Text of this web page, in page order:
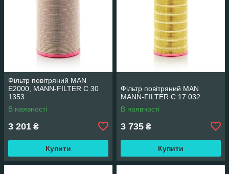
Фільтр повітряний MAN
E2000, MANN-FILTER C 30
1353
В наявності
3 201 ₴
Купити
Фільтр повітряний MAN
MANN-FILTER C 17 032
В наявності
3 735 ₴
Купити